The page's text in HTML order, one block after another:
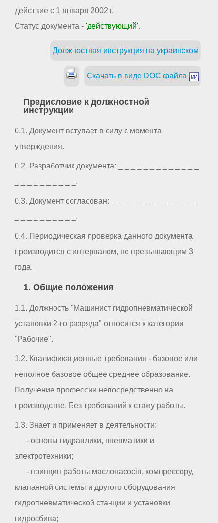
действие с 1 января 2002 г.
Статус документа - 'действующий'.
Должностная инструкция на украинском
Скачать в виде DOC файла
Предисловие к должностной
инструкции
0.1. Документ вступает в силу с момента
утверждения.
0.2. Разработчик документа: _ _ _ _ _ _ _ _ _ _ _ _ _
_ _ _ _ _ _ _ _ _ _.
0.3. Документ согласован: _ _ _ _ _ _ _ _ _ _ _ _ _ _
_ _ _ _ _ _ _ _ _ _.
0.4. Периодическая проверка данного документа
производится с интервалом, не превышающим 3
года.
1. Общие положения
1.1. Должность "Машинист гидропневматической
установки 2-го разряда" относится к категории
"Рабочие".
1.2. Квалификационные требования - базовое или
неполное базовое общее среднее образование.
Получение профессии непосредственно на
производстве. Без требований к стажу работы.
1.3. Знает и применяет в деятельности:
- основы гидравлики, пневматики и
электротехники;
- принцип работы маслонасосів, компрессору,
клапанной системы и другого оборудования
гидропневматической станции и установки
гидросбива;